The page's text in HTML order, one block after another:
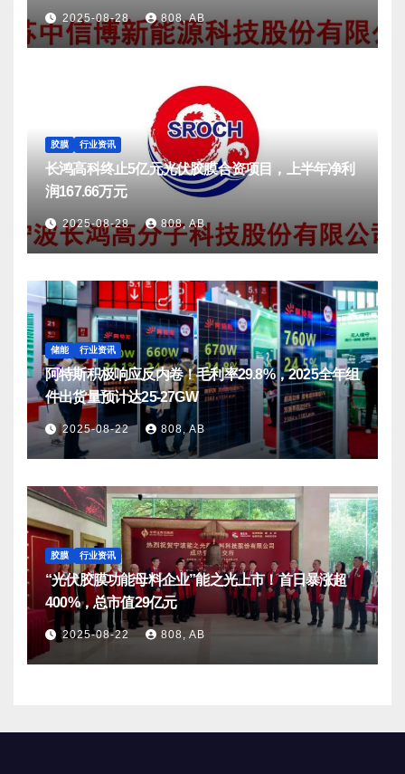
2025-08-28 808, AB
胶膜 行业资讯
长鸿高科终止5亿元光伏胶膜合资项目，上半年净利
润167.66万元
2025-08-28 808, AB
储能 行业资讯
阿特斯积极响应反内卷！毛利率29.8%，2025全年组
件出货量预计达25-27GW
2025-08-22 808, AB
胶膜 行业资讯
“光伏胶膜功能母料企业”能之光上市！首日暴涨超
400%，总市值29亿元
2025-08-22 808, AB